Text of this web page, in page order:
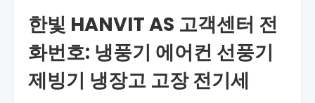
한빛 HANVIT AS 고객센터 전
화번호: 냉풍기 에어컨 선풍기
제빙기 냉장고 고장 전기세